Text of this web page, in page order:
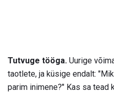
Tutvuge tööga. Uurige
taotlete, ja küsige endalt:
parim inimene?" Kas sa